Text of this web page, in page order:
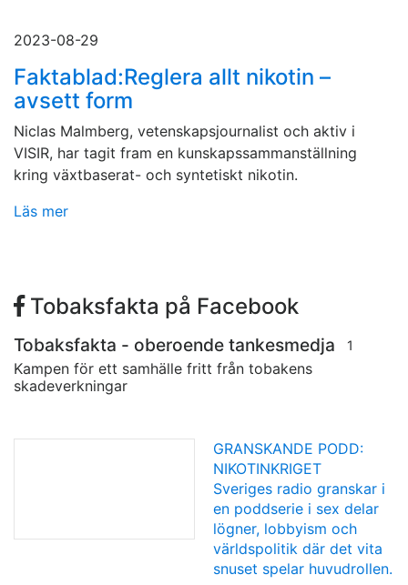
2023-08-29
Faktablad:Reglera allt nikotin –
avsett form
Niclas Malmberg, vetenskapsjournalist och aktiv i
VISIR, har tagit fram en kunskapssammanställning
kring växtbaserat- och syntetiskt nikotin.
Läs mer
Tobaksfakta på Facebook
Tobaksfakta - oberoende tankesmedja 1
Kampen för ett samhälle fritt från tobakens
skadeverkningar
GRANSKANDE PODD:
NIKOTINKRIGET
Sveriges radio granskar i
en poddserie i sex delar
lögner, lobbyism och
världspolitik där det vita
snuset spelar huvudrollen.